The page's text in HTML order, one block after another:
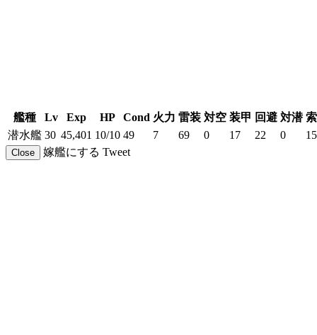
艦種 Lv Exp HP Cond 火力 雷装 対空 装甲 回避 対潜
潜水艦 30 45,401 10/10 49 7 69 0 17 22 0 15
Close 嫁艦にする Tweet